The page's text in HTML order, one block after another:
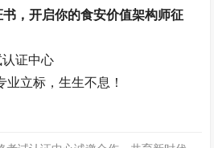
书，开启你的食安价值架构师征
证中心
立标，生生不息！